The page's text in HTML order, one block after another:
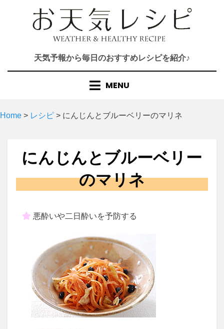
天気予報から毎日のおすすめレシピを紹介♪
MENU
Home > レシピ > にんじんとブルーベリーのマリネ
にんじんとブルーベリー
のマリネ
悪酔いや二日酔いを予防する